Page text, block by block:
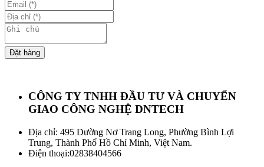
Đặt hàng
CÔNG TY TNHH ĐẦU TƯ VÀ CHUYỂN
GIAO CÔNG NGHỆ DNTECH
Địa chỉ: 495 Đường Nơ Trang Long, Phường Bình Lợi
Trung, Thành Phố Hồ Chí Minh, Việt Nam.
Điện thoại:02838404566